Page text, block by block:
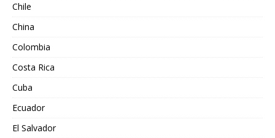
Chile
China
Colombia
Costa Rica
Cuba
Ecuador
El Salvador